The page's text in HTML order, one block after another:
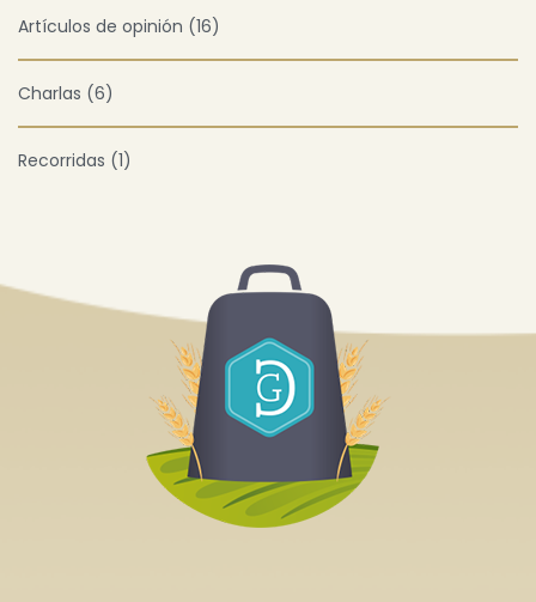
Artículos de opinión (16)
Charlas (6)
Recorridas (1)